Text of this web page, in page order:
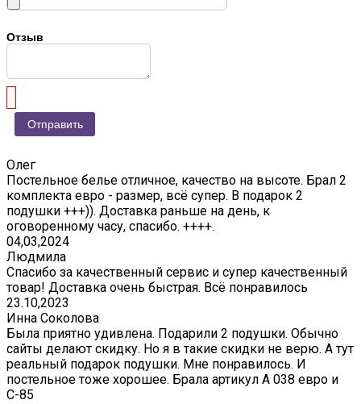
Отзыв
Олег
Постельное белье отличное, качество на высоте. Брал 2
комплекта евро - размер, всё супер. В подарок 2
подушки +++)). Доставка раньше на день, к
оговоренному часу, спасибо. ++++.
04,03,2024
Людмила
Спасибо за качественный сервис и супер качественный
товар! Доставка очень быстрая. Всё понравилось
23.10,2023
Инна Соколова
Была приятно удивлена. Подарили 2 подушки. Обычно
сайты делают скидку. Но я в такие скидки не верю. А тут
реальный подарок подушки. Мне понравилось. И
постельное тоже хорошее. Брала артикул А 038 евро и
С-85